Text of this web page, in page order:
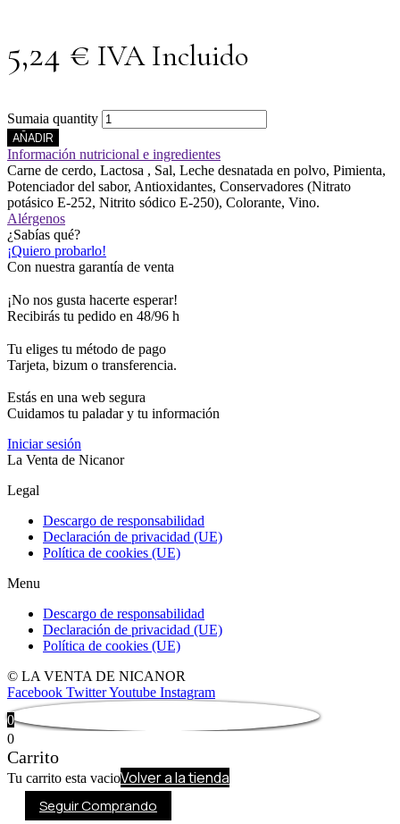
5,24 € IVA Incluido
Sumaia quantity
AÑADIR
Información nutricional e ingredientes
Carne de cerdo, Lactosa , Sal, Leche desnatada en polvo, Pimienta,
Potenciador del sabor, Antioxidantes, Conservadores (Nitrato
potásico E-252, Nitrito sódico E-250), Colorante, Vino.
Alérgenos
¿Sabías qué?
¡Quiero probarlo!
Con nuestra garantía de venta
¡No nos gusta hacerte esperar!
Recibirás tu pedido en 48/96 h
Tu eliges tu método de pago
Tarjeta, bizum o transferencia.
Estás en una web segura
Cuidamos tu paladar y tu información
Iniciar sesión
La Venta de Nicanor
Legal
Descargo de responsabilidad
Declaración de privacidad (UE)
Política de cookies (UE)
Menu
Descargo de responsabilidad
Declaración de privacidad (UE)
Política de cookies (UE)
© LA VENTA DE NICANOR
Facebook TwitterYoutube Instagram
0
0
Carrito
Tu carrito esta vacioVolver a la tienda
Seguir Comprando